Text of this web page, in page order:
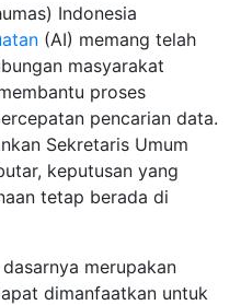
Indonesia
(AI) memang telah
masyarakat
proses
pencarian data.
Sekretaris Umum
keputusan yang
tetap berada di
merupakan
dimanfaatkan untuk